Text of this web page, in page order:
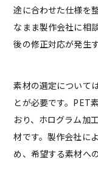
途に合わせた仕様を
なまま製作会社に相
後の修正対応が発生
素材の選定について
とが必要です。PET
おり、ホログラム加
材です。製作会社に
め、希望する素材へ